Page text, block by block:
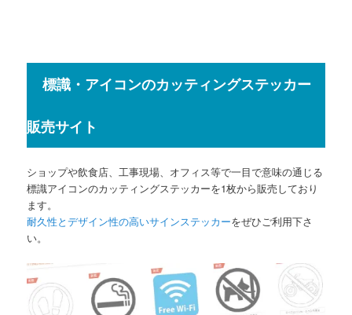
標識・アイコンのカッティングステッカー
販売サイト
ショップや飲食店、工事現場、オフィス等で一目で意味の通じる
標識アイコンのカッティングステッカーを1枚から販売しており
ます。
耐久性とデザイン性の高いサインステッカーをぜひご利用下さ
い。